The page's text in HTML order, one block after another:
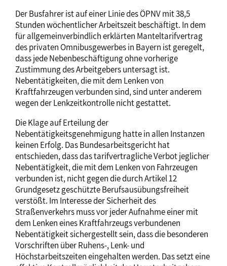
Der Busfahrer ist auf einer Linie des ÖPNV mit 38,5
Stunden wöchentlicher Arbeitszeit beschäftigt. In dem
für allgemeinverbindlich erklärten Manteltarifvertrag
des privaten Omnibusgewerbes in Bayern ist geregelt,
dass jede Nebenbeschäftigung ohne vorherige
Zustimmung des Arbeitgebers untersagt ist.
Nebentätigkeiten, die mit dem Lenken von
Kraftfahrzeugen verbunden sind, sind unter anderem
wegen der Lenkzeitkontrolle nicht gestattet.
Die Klage auf Erteilung der
Nebentätigkeitsgenehmigung hatte in allen Instanzen
keinen Erfolg. Das Bundesarbeitsgericht hat
entschieden, dass das tarifvertragliche Verbot jeglicher
Nebentätigkeit, die mit dem Lenken von Fahrzeugen
verbunden ist, nicht gegen die durch Artikel 12
Grundgesetz geschützte Berufsausübungsfreiheit
verstößt. Im Interesse der Sicherheit des
Straßenverkehrs muss vor jeder Aufnahme einer mit
dem Lenken eines Kraftfahrzeugs verbundenen
Nebentätigkeit sichergestellt sein, dass die besonderen
Vorschriften über Ruhens-, Lenk- und
Höchstarbeitszeiten eingehalten werden. Das setzt eine